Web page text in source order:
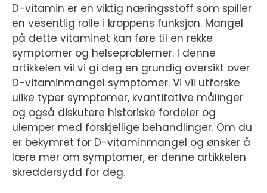
D-vitamin er en viktig næringsstoff som spiller
en vesentlig rolle i kroppens funksjon. Mangel
på dette vitaminet kan føre til en rekke
symptomer og helseproblemer. I denne
artikkelen vil vi gi deg en grundig oversikt over
D-vitaminmangel symptomer. Vi vil utforske
ulike typer symptomer, kvantitative målinger
og også diskutere historiske fordeler og
ulemper med forskjellige behandlinger. Om du
er bekymret for D-vitaminmangel og ønsker å
lære mer om symptomer, er denne artikkelen
skreddersydd for deg.